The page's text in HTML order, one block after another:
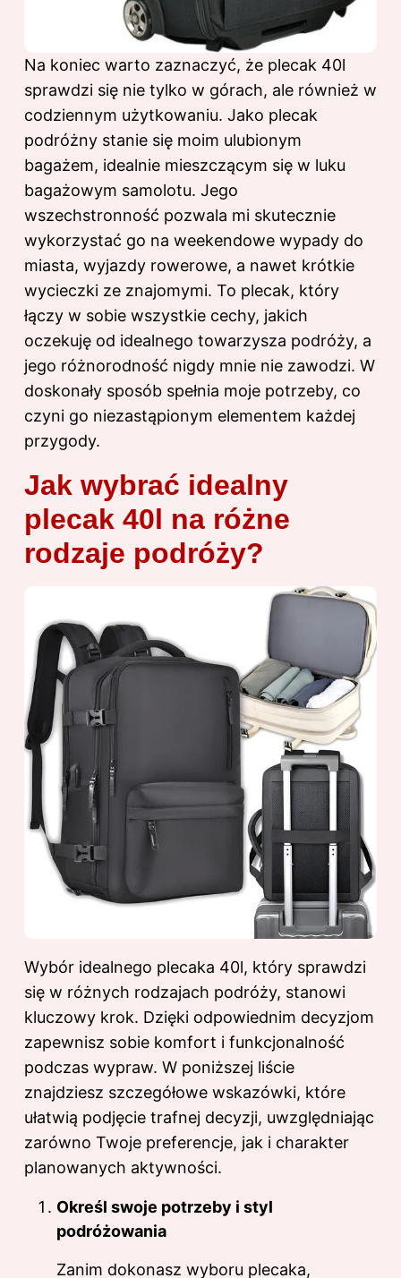
Na koniec warto zaznaczyć, że plecak 40l
sprawdzi się nie tylko w górach, ale również w
codziennym użytkowaniu. Jako plecak
podróżny stanie się moim ulubionym
bagażem, idealnie mieszczącym się w luku
bagażowym samolotu. Jego
wszechstronność pozwala mi skutecznie
wykorzystać go na weekendowe wypady do
miasta, wyjazdy rowerowe, a nawet krótkie
wycieczki ze znajomymi. To plecak, który
łączy w sobie wszystkie cechy, jakich
oczekuję od idealnego towarzysza podróży, a
jego różnorodność nigdy mnie nie zawodzi. W
doskonały sposób spełnia moje potrzeby, co
czyni go niezastąpionym elementem każdej
przygody.
Jak wybrać idealny
plecak 40l na różne
rodzaje podróży?
Wybór idealnego plecaka 40l, który sprawdzi
się w różnych rodzajach podróży, stanowi
kluczowy krok. Dzięki odpowiednim decyzjom
zapewnisz sobie komfort i funkcjonalność
podczas wypraw. W poniższej liście
znajdziesz szczegółowe wskazówki, które
ułatwią podjęcie trafnej decyzji, uwzględniając
zarówno Twoje preferencje, jak i charakter
planowanych aktywności.
Określ swoje potrzeby i styl
podróżowania
Zanim dokonasz wyboru plecaka,